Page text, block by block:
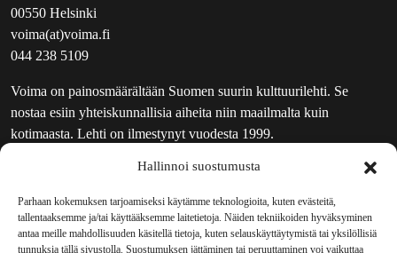
Hallinnoi suostumusta
Parhaan kokemuksen tarjoamiseksi käytämme teknologioita, kuten evästeitä,
tallentaaksemme ja/tai käyttääksemme laitetietoja. Näiden tekniikoiden hyväksyminen
antaa meille mahdollisuuden käsitellä tietoja, kuten selauskäyttäytymistä tai yksilöllisiä
tunnuksia tällä sivustolla. Suostumuksen jättäminen tai peruuttaminen voi vaikuttaa
00550 Helsinki
voima(at)voima.fi
044 238 5109
Voima on painosmäärältään Suomen suurin kulttuurilehti. Se
nostaa esiin yhteiskunnallisia aiheita niin maailmalta kuin
kotimaasta. Lehti on ilmestynyt vuodesta 1999.
UUTISKIRJE
MAINOSTAJILLE
VASTAMAINOKSET